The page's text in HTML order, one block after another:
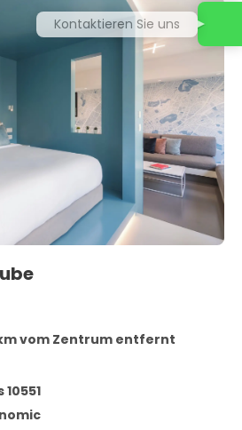
vom Zentrum entfernt
Kontaktieren Sie uns